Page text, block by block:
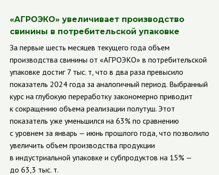
«АГРОЭКО» увеличивает производство
свинины в потребительской упаковке
За первые шесть месяцев текущего года объем
производства свинины от «АГРОЭКО» в потребительской
упаковке достиг 7 тыс. т, что в два раза превысило
показатель 2024 года за аналогичный период. Выбранный
курс на глубокую переработку закономерно приводит
к сокращению объема реализации полутуш. Этот
показатель уже уменьшился на 63% по сравнению
с уровнем за январь — июнь прошлого года, что позволило
увеличить объем производства продукции
в индустриальной упаковке и субпродуктов на 15% —
до 63,3 тыс. т.